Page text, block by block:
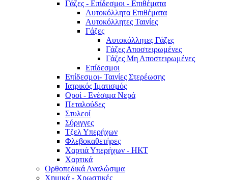
Γάζες - Επίδεσμοι - Επιθέματα
Αυτοκόλλητα Επιθέματα
Αυτοκόλλητες Ταινίες
Γάζες
Αυτοκόλλητες Γάζες
Γάζες Αποστειρωμένες
Γάζες Μη Αποστειρωμένες
Επίδεσμοι
Επίδεσμοι- Ταινίες Στερέωσης
Ιατρικός Ιματισμός
Οροί - Ενέσιμα Νερά
Πεταλούδες
Στυλεοί
Σύριγγες
Τζελ Υπερήχων
Φλεβοκαθετήρες
Χαρτιά Υπερήχων - ΗΚΤ
Χαρτικά
Ορθοπεδικά Αναλώσιμα
Χημικά - Χρωστικές